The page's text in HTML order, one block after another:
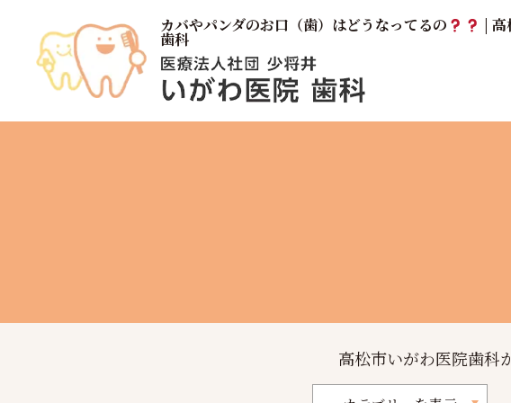
カバやパンダのお口（歯）はどうなってるの | 高
歯科
高松市いがわ医院歯科